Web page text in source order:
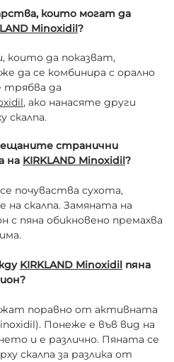
които могат да
Minoxidil?
които да показват,
да се комбинира с орално
трябва да
, ако нанасяте други
скалпа.
странични
на KIRKLAND Minoxidil ?
почуваства сухота,
на скалпа. Замяната на
с пяна обикновено премахва
KIRKLAND Minoxidil пяна
поравно от активната
Понеже е във вид на
и е различно. Пяната се
скалпа за разлика от